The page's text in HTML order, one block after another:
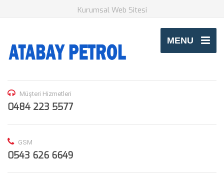
Kurumsal Web Sitesi
MENU
Müşteri Hizmetleri
0484 223 5577
GSM
0543 626 6649